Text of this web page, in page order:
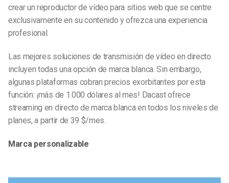
crear un reproductor de vídeo para sitios web que se centre
exclusivamente en su contenido y ofrezca una experiencia
profesional.
Las mejores soluciones de transmisión de vídeo en directo
incluyen todas una opción de marca blanca. Sin embargo,
algunas plataformas cobran precios exorbitantes por esta
función: ¡más de 1.000 dólares al mes! Dacast ofrece
streaming en directo de marca blanca en todos los niveles de
planes, a partir de 39 $/mes.
Marca personalizable